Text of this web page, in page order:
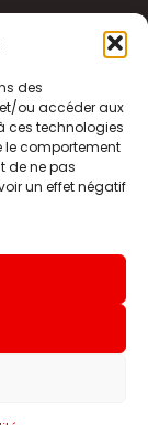
des
ou accéder aux
ces technologies
le comportement
de ne pas
un effet négatif